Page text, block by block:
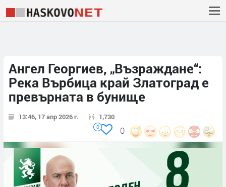
Ангел Георгиев, „Възраждане“:
Река Върбица край Златоград е
превърната в бунище
13:46, 17 апр 2026 г. 1,730
0
0